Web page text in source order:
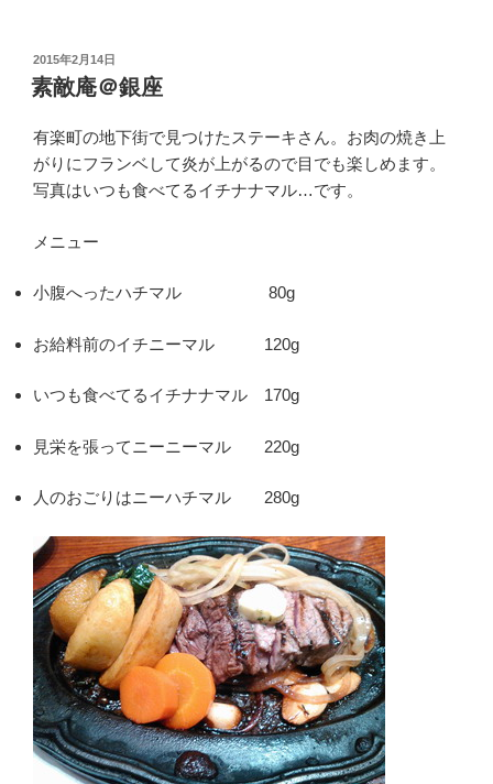
投
稿
日:
2015年2月14日
素敵庵＠銀座
有楽町の地下街で見つけたステーキさん。お肉の焼き上
がりにフランベして炎が上がるので目でも楽しめます。
写真はいつも食べてるイチナナマル…です。
メニュー
小腹へったハチマル 80g
お給料前のイチニーマル 120g
いつも食べてるイチナナマル 170g
見栄を張ってニーニーマル 220g
人のおごりはニーハチマル 280g